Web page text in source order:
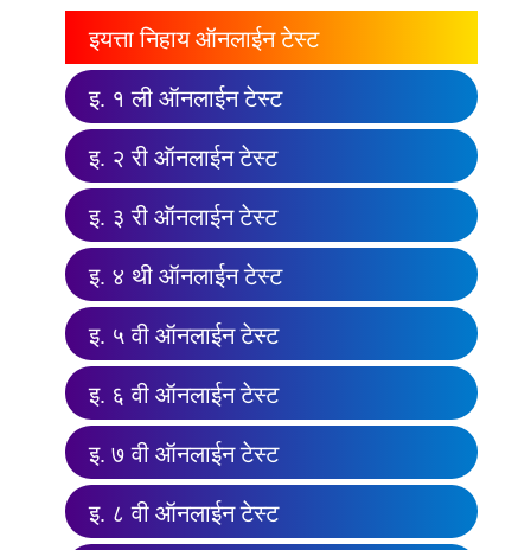
इयत्ता निहाय ऑनलाईन टेस्ट
इ. १ ली ऑनलाईन टेस्ट
इ. २ री ऑनलाईन टेस्ट
इ. ३ री ऑनलाईन टेस्ट
इ. ४ थी ऑनलाईन टेस्ट
इ. ५ वी ऑनलाईन टेस्ट
इ. ६ वी ऑनलाईन टेस्ट
इ. ७ वी ऑनलाईन टेस्ट
इ. ८ वी ऑनलाईन टेस्ट